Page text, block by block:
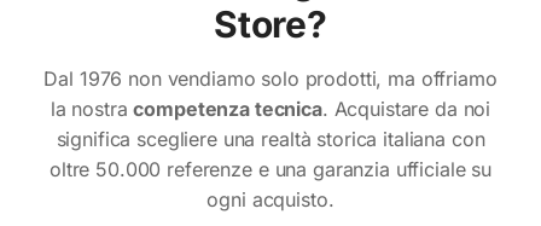
Store?
Dal 1976 non vendiamo solo prodotti, ma offriamo
la nostracompetenza tecnica. Acquistare da noi
significa scegliere una realtà storica italiana con
oltre 50.000 referenze e una garanzia ufficiale su
ogni acquisto.